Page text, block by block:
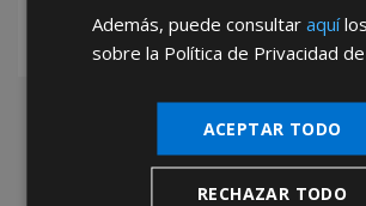
Además, puede consultaraquí
sobre la Política de Privacidad
ACEPTAR TODO
RECHAZAR TODO